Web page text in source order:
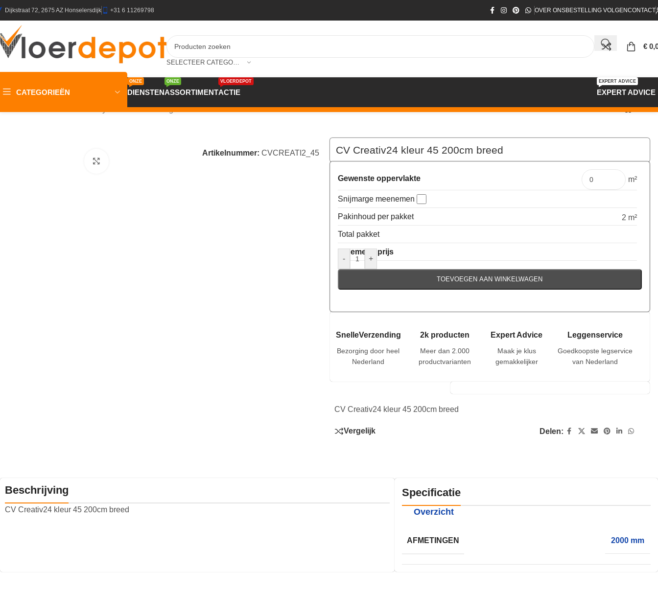
Dijkstraat 72, 2675 AZ Honselersdijk +31 6 11269798 OVER ONSBESTELLING VOLGENCONTACT
€
CATEGORIEËN DIENSTEN
ONZE
ASSORTIMENT
ONZE
ACTIE
VLOERDEPOT
EXPERT ADVICE
EXPERT ADVICE
cv vloerbedekking/CV Creativ24 kleur 45 200cm breed
Artikelnummer: CVCREATI2_45
CV Creativ24 kleur 45 200cm breed
€75,90 per mtr
Gewenste oppervlakte m²
Snijmarge meenemen
Pakinhoud per pakket
2 m²
Total pakket
Algemene prijs
-
+
TOEVOEGEN AAN WINKELWAGEN
SnelleVerzending
Bezorging door heel
Nederland
2k producten
Meer dan 2.000
productvarianten
Expert Advice
Maak je klus
gemakkelijker
Leggenservice
Goedkoopste legservice
van Nederland
CV Creativ24 kleur 45 200cm breed
Vergelijk Delen:
Beschrijving
CV Creativ24 kleur 45 200cm breed
Specificatie
Overzicht
AFMETINGEN 2000 mm